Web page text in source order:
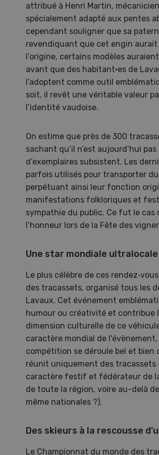
attribué à Henri Martin,
spécialement adapté aux pentes
cependant souligner que sa
revendiquant que cet engin
l’origine, certains modèles
avant que des habitant·es de
l’adoptent comme outil
soit, il revêt une véritable valeur
l’identité vaudoise.
On estime que près de 300
sachant qu’il n’est aujourd’hui
d’exemplaires subsistent. Les
parfois utilisés pour transporter
perpétuant ainsi leur fonction
manifestations folkloriques et
sympathie du public. Ce fut le cas
l’honneur lors de la Fête des
Une star mondiale ultralocale
Le plus célèbre de ces
des tracassets, organisé tous les
Lavaux. Cet événement
humour ou créativité et
dimension culturelle de ce
caractère mondial de
compétition se déroule bel et
réunit uniquement des tracassets
caractère festif et fédérateur de
de toute la région, voire au-delà
même nationales ?).
Des skieurs à la rescousse
Le Championnat du monde des